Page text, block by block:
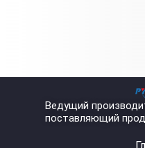
Ведущий
поставляющий